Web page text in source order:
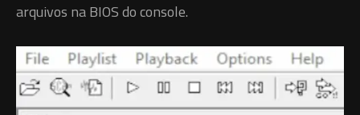
arquivos na BIOS do console.